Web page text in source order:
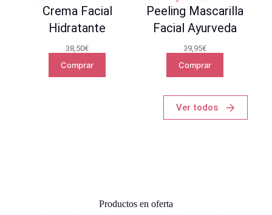
Crema Facial
Hidratante
38,50€
Comprar
Peeling Mascarilla
Facial Ayurveda
39,95€
Comprar
Ver todos
Productos en oferta